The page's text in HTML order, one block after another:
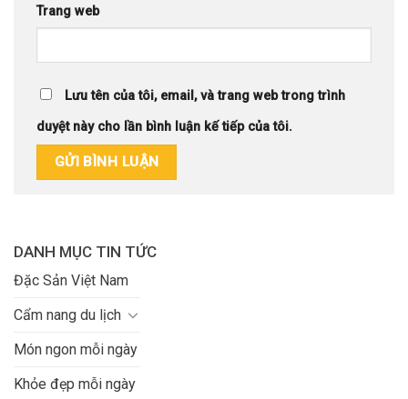
Trang web
Lưu tên của tôi, email, và trang web trong trình
duyệt này cho lần bình luận kế tiếp của tôi.
DANH MỤC TIN TỨC
Đặc Sản Việt Nam
Cẩm nang du lịch
Món ngon mỗi ngày
Khỏe đẹp mỗi ngày